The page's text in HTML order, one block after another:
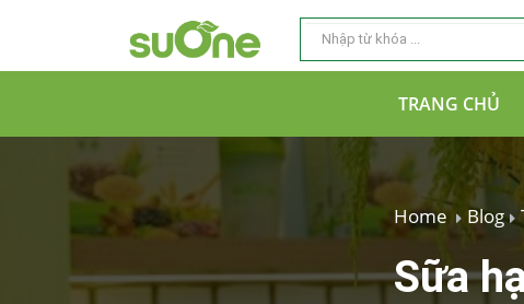
TRANG CHỦ
Home Blog
Sữa